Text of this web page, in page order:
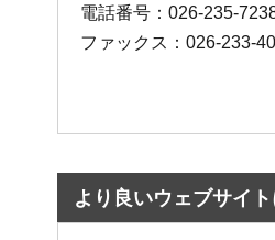
電話番号：026-235-
ファックス：026-233-
より良いウェブサイ